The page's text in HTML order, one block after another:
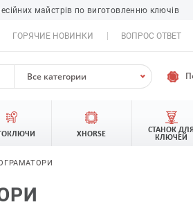
майстрів по виготовленню ключів
ГОРЯЧИЕ НОВИНКИ ВОПРОС ОТВЕТ
Все категории
XHORSE
СТАНОК ДЛЯ
КЛЮЧЕЙ